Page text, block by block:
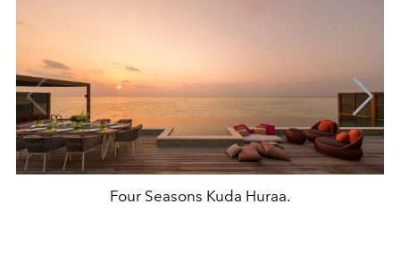
Four Seasons Kuda Huraa.